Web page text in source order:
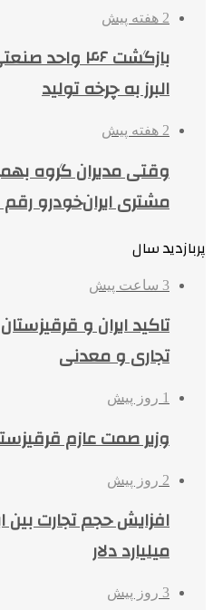
2 هفته پیش
بازگشت ۴۶
البرز به چرخه تولید
2 هفته پیش
وقتی مدیران گروه
مشتری ایران‌خودرو
پربازدید سال
3 ساعت پیش
تاکید ایران و
تجاری و معدنی
1 روز پیش
وزیر صمت عازم
2 روز پیش
میلیارد دلار
3 روز پیش